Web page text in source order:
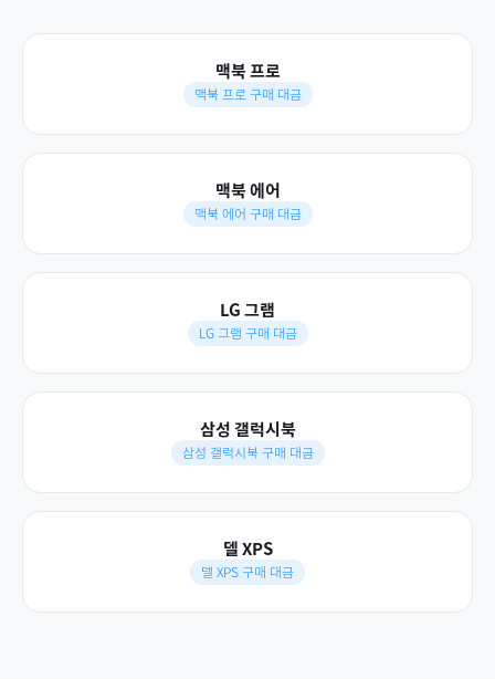
맥북 프로
맥북 프로 구매 대금
맥북 에어
맥북 에어 구매 대금
LG 그램
LG 그램 구매 대금
삼성 갤럭시북
삼성 갤럭시북 구매 대금
델 XPS
델 XPS 구매 대금